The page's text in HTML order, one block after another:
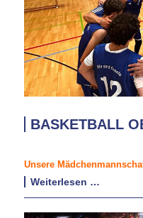
BASKETBALL
Unsere
Weiterlesen …
Oberliga